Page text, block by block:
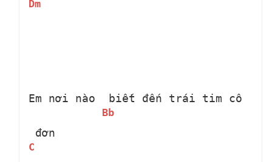
Dm
Em nơi nào
Bb
biết đến trái tim cô
C
đơn